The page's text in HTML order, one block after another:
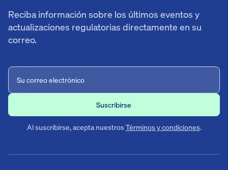
Reciba información sobre los últimos eventos y
actualizaciones regulatorias directamente en su
correo.
Al suscribirse, acepta nuestrosTérminos y condiciones.